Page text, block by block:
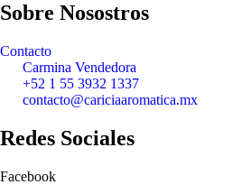
Sobre Nosostros
Contacto
Carmina Vendedora
+52 1 55 3932 1337
contacto@cariciaaromatica.mx
Redes Sociales
Facebook